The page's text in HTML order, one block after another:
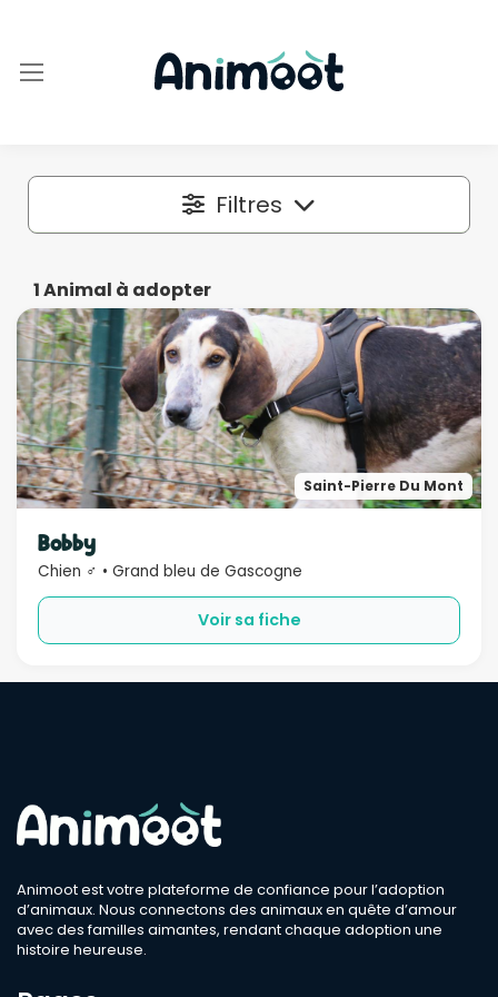
1Animal à adopter
Saint-Pierre Du Mont
Bobby
Chien ♂ • Grand bleu de Gascogne
Voir sa fiche
Filtres
Localisation
Dans un rayon autour de 50 km
Espèce
Sexe
Compatible
Animoot est votre plateforme de confiance pour l’adoption
d’animaux. Nous connectons des animaux en quête d’amour
avec des familles aimantes, rendant chaque adoption une
histoire heureuse.